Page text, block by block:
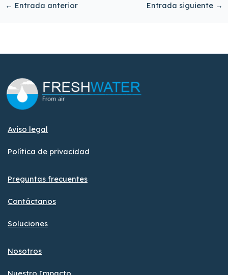
← Entrada anterior Entrada siguiente →
Aviso legal
Política de privacidad
Preguntas frecuentes
Contáctanos
Soluciones
Nosotros